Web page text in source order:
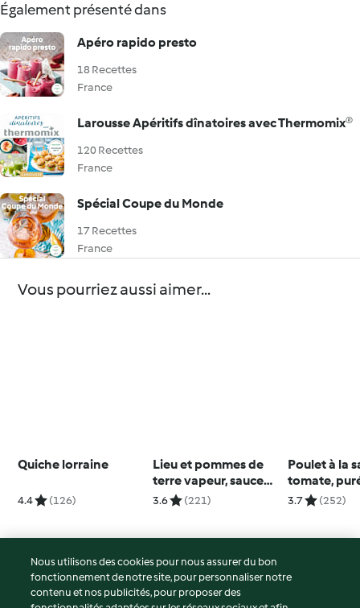
Également présenté dans
Apéro rapido presto
18 Recettes
France
Larousse Apéritifs dînatoires avec Thermomix®
120 Recettes
France
Spécial Coupe du Monde
17 Recettes
France
Vous pourriez aussi aimer...
Quiche lorraine
4.4 (126)
Lieu et pommes de
terre vapeur, sauce
beurre blanc au
3.6 (221)
Poulet à la
tomate,
pomme de
3.7 (252)
© Copyright 2026
Nous utilisons des cookies pour nous assurer du bon
fonctionnement de notre site, pour personnaliser notre
contenu et nos publicités, pour proposer des